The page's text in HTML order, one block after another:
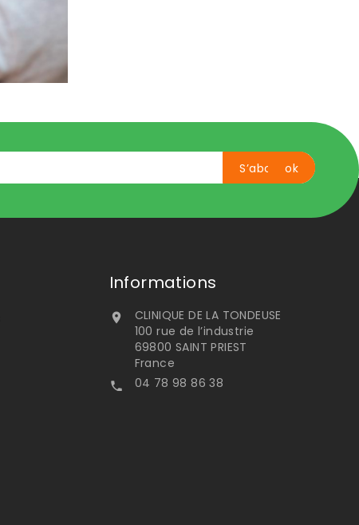
Informations

CLINIQUE DE LA TONDEUSE
100 rue de l’industrie
69800 SAINT PRIEST
France
 04 78 98 86 38